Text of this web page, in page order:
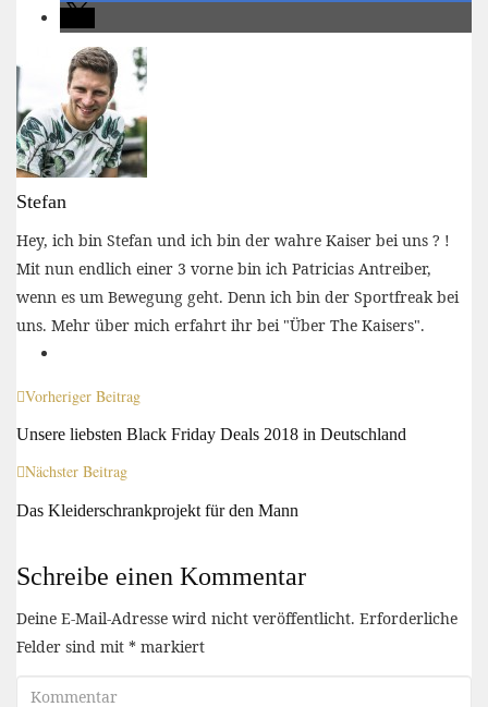
Stefan
Hey, ich bin Stefan und ich bin der wahre Kaiser bei uns ? !
Mit nun endlich einer 3 vorne bin ich Patricias Antreiber,
wenn es um Bewegung geht. Denn ich bin der Sportfreak bei
uns. Mehr über mich erfahrt ihr bei "Über The Kaisers".
Vorheriger Beitrag
Unsere liebsten Black Friday Deals 2018 in Deutschland
Nächster Beitrag
Das Kleiderschrankprojekt für den Mann
Schreibe einen Kommentar
Deine E-Mail-Adresse wird nicht veröffentlicht. Erforderliche
Felder sind mit * markiert
Kommentar